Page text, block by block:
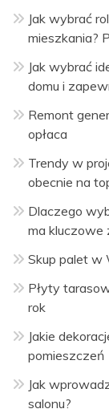
Jak wybrać
mieszkania?
Jak wybrać
domu i
Remont
opłaca
Trendy w
obecnie na
Dlaczego
ma kluczowe
Skup palet w
Płyty
rok
Jakie
pomieszczeń
Jak
salonu?